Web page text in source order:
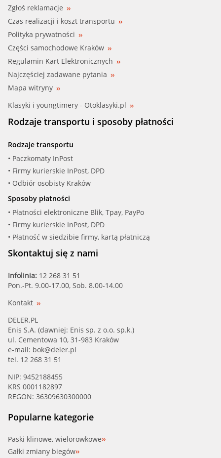
Zgłoś reklamacje
Czas realizacji i koszt transportu
Polityka prywatności
Części samochodowe Kraków
Regulamin Kart Elektronicznych
Najczęściej zadawane pytania
Mapa witryny
Klasyki i youngtimery - Otoklasyki.pl
Rodzaje transportu i sposoby płatności
Rodzaje transportu
• Paczkomaty InPost
• Firmy kurierskie InPost, DPD
• Odbiór osobisty Kraków
Sposoby płatności
• Płatności elektroniczne Blik, Tpay, PayPo
• Firmy kurierskie InPost, DPD
• Płatność w siedzibie firmy, kartą płatniczą
Skontaktuj się z nami
Infolinia: 12 268 31 51
Pon.-Pt. 9.00-17.00, Sob. 8.00-14.00
Kontakt
DELER.PL
Enis S.A. (dawniej: Enis sp. z o.o. sp.k.)
ul. Cementowa 10, 31-983 Kraków
e-mail: bok@deler.pl
tel. 12 268 31 51
NIP: 9452188455
KRS 0001182897
REGON: 36309630300000
Popularne kategorie
Paski klinowe, wielorowkowe
Gałki zmiany biegów